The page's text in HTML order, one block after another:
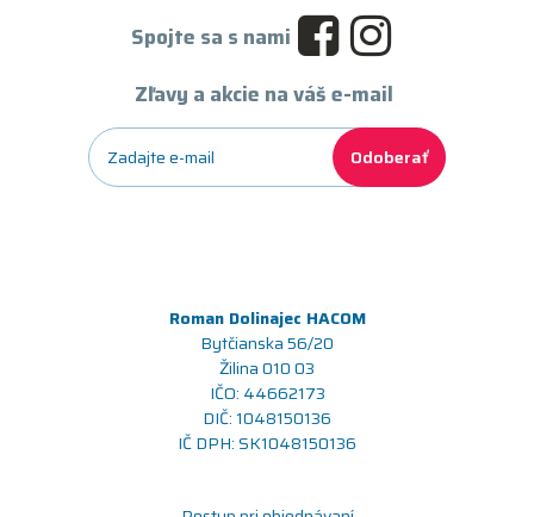
Spojte sa s nami
Zľavy a akcie na váš e-mail
Odoberať
Roman Dolinajec HACOM
Bytčianska 56/20
Žilina 010 03
IČO: 44662173
DIČ: 1048150136
IČ DPH: SK1048150136